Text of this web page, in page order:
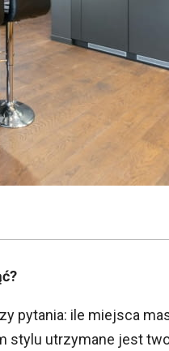
pytania: ile miejsca
stylu utrzymane jest